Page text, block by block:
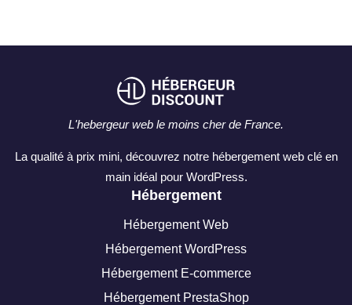
L'hebergeur web le moins cher de France.
La qualité à prix mini, découvrez notre hébergement web clé en
main idéal pour WordPress.
Hébergement
Hébergement Web
Hébergement WordPress
Hébergement E-commerce
Hébergement PrestaShop